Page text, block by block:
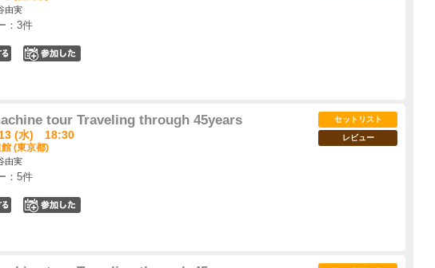
由実
：3件
tour Traveling through 45years
(水) 18:30
(東京都)
由実
：5件
セットリスト
レビュー